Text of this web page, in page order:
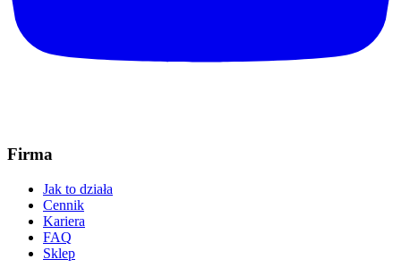
Firma
Jak to działa
Cennik
Kariera
FAQ
Sklep